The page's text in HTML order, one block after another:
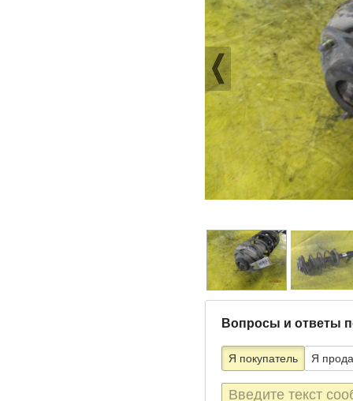
Вопросы и ответы
Я покупатель Я
Текст